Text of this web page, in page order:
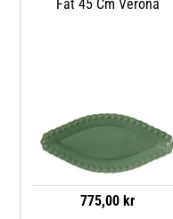
Fat 45 Cm Verona
775,00 kr